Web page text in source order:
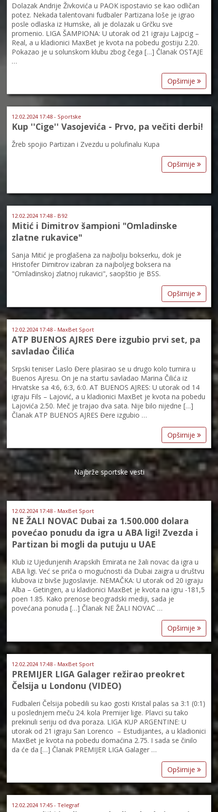
Dolazak Andrije Živkovića u PAOK ispostavio se kao odličan
potez. Nekada talentovani fudbaler Partizana loše je igrao
posle odlaska iz Humske, ali je dolazak u Grčku sve
promenio. LIGA ŠAMPIONA: U utorak od 21 igraju Lajpcig –
Real, a u kladionici MaxBet je kvota na pobedu gostiju 2.20.
Pokazao je u solunskom klubu zbog čega […] Članak OSTAJE
…
Opširnije
12.02.2024 17:48 - Sportske
Kup ''Cige'' Vasojevića - Prvo, pa večiti derbi!
Žreb spojio Partizan i Zvezdu u polufinalu Kupa
Opširnije
12.02.2024 17:48 - B92
Mitić i Dimitrov šampioni "Omladinske
zlatne rukavice"
Sanja Mitić je proglašena za najbolju bokserku, dok je
Hristofer Dimitrov izabran za najboljeg boksera na
"Omladinskoj zlatnoj rukavici", saopštio je BSS.
Opširnije
12.02.2024 17:48 - MaxBet Sport
ATP BUENOS AJRES Đere izgubio prvi set, pa
savladao Čilića
Srpski teniser Laslo Đere plasirao se u drugo kolo turnira u
Buenos Ajresu. On je na startu savladao Marina Čilića iz
Hrvatske sa 4:6, 6:3, 6:0. AT BUENOS AJRES: U utorak od 14
igraju Fils – Lajović, a u kladionici MaxBet je kvota na pobedu
Lajovića 2.50. Meč je trajao dva sata. Nije bilo nijedne […]
Članak ATP BUENOS AJRES Đere izgubio …
Opširnije
Najbrže sportske vesti
12.02.2024 17:48 - MaxBet Sport
NE ŽALI NOVAC Dubai za 1.500.000 dolara
povećao ponudu da igra u ABA ligi! Zvezda i
Partizan bi mogli da putuju u UAE
Klub iz Ujedunjenih Arapskih Emirata ne žali novac da igra u
ABA ligi. Već se priča o mogućnosti da Dubai zaigra u društvu
klubova iz bivše Jugoslavije. NEMAČKA: U utorak od 20 igraju
Alba – Getingen, a u kladionici MaxBet je kvota na igru -181,5
poen 1.85. Kako prenose beogradski mediji, sada je
povećana ponuda […] Članak NE ŽALI NOVAC …
Opširnije
12.02.2024 17:48 - MaxBet Sport
PREMIJER LIGA Galager režirao preokret
Čelsija u Londonu (VIDEO)
Fudbaleri Čelsija pobedili su kao gosti Kristal palas sa 3:1 (0:1)
u poslednjem meču 24. kola Premijer lige. Plavci su tako
prekinuli seriju od dva poraza. LIGA KUP ARGENTINE: U
utorak od 21 igraju San Lorenco – Estudijantes, a u kladionici
MaxBet je kvota na pobedu domaćina 2.75. I sada se činilo
da će da […] Članak PREMIJER LIGA Galager …
Opširnije
12.02.2024 17:45 - Telegraf